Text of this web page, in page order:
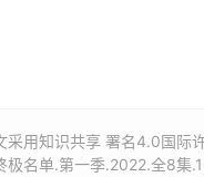
采用知识共享 署名4.0国际
极名单.第一季.2022.全8集